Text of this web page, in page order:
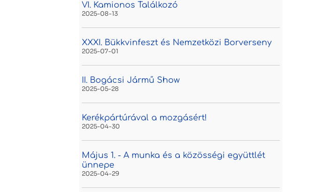
VI. Kamionos Találkozó
2025-08-13
XXXI. Bükkvinfeszt és Nemzetközi Borverseny
2025-07-01
II. Bogácsi Jármű Show
2025-05-28
Kerékpártúrával a mozgásért!
2025-04-30
Május 1. - A munka és a közösségi együttlét
ünnepe
2025-04-29